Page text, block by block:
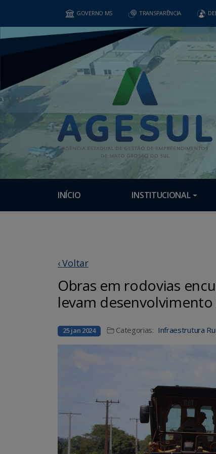
GOVERNO MS TRANSPARÊNCIA
INÍCIO INSTITUCIONAL
‹ Voltar
Obras em rodovias
levam desenvolvimento
25 jan 2024 Categorias: Infraestrutura